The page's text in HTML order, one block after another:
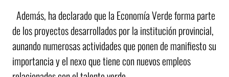
Además, ha declarado que la Economía Verde forma parte
de los proyectos desarrollados por la institución provincial,
aunando numerosas actividades que ponen de manifiesto su
importancia y el nexo que tiene con nuevos empleos